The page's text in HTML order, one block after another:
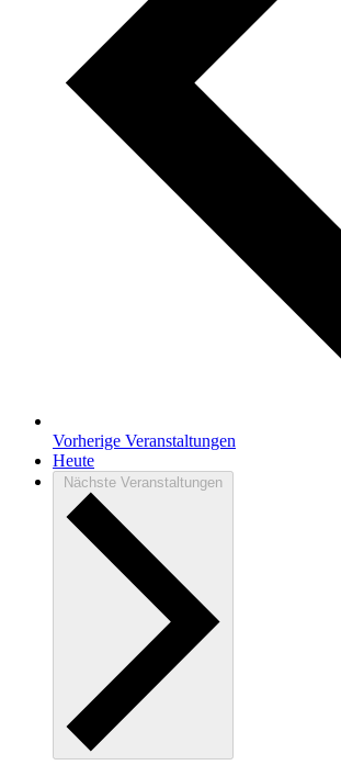
Vorherige Veranstaltungen
Heute
Nächste Veranstaltungen